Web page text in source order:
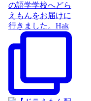
の語学学校へどら
えもんをお届けに
行きました。Hak